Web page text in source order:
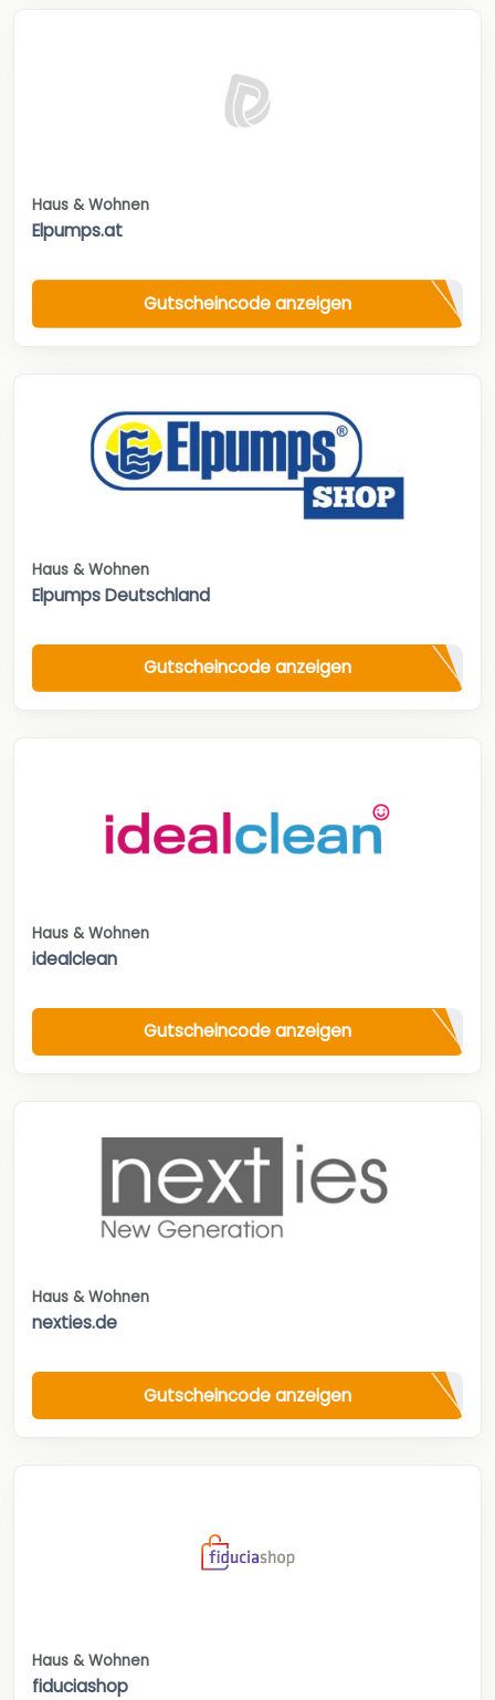
Haus & Wohnen
Elpumps.at
Gutscheincode anzeigen
Haus & Wohnen
Elpumps Deutschland
Gutscheincode anzeigen
Haus & Wohnen
idealclean
Gutscheincode anzeigen
Haus & Wohnen
nexties.de
Gutscheincode anzeigen
Haus & Wohnen
fiduciashop